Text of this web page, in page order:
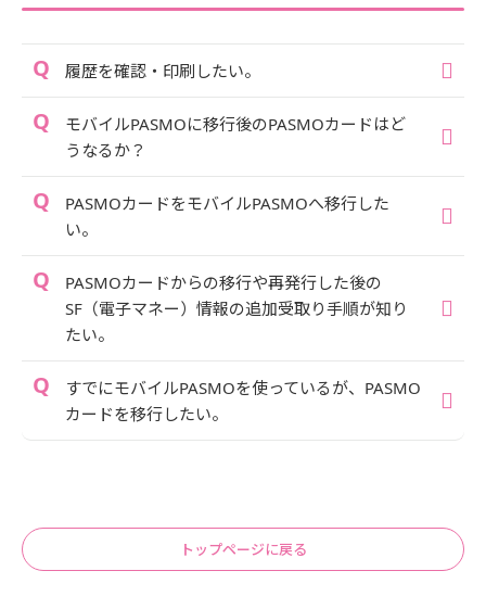
履歴を確認・印刷したい。
モバイルPASMOに移行後のPASMOカードはど
うなるか？
PASMOカードをモバイルPASMOへ移行した
い。
PASMOカードからの移行や再発行した後の
SF（電子マネー）情報の追加受取り手順が知り
たい。
すでにモバイルPASMOを使っているが、PASMO
カードを移行したい。
トップページに戻る